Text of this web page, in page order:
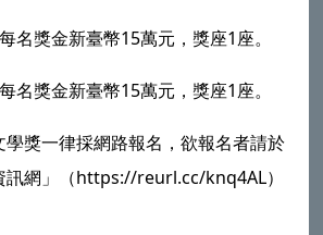
名獎金新臺幣15萬元，獎座1座。
名獎金新臺幣15萬元，獎座1座。
獎一律採網路報名，欲報名者請於
訊網」（https://reurl.cc/knq4AL）